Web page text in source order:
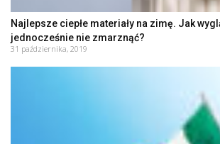
Najlepsze ciepłe materiały na zimę. Jak
jednocześnie nie zmarznąć?
31 października, 2019